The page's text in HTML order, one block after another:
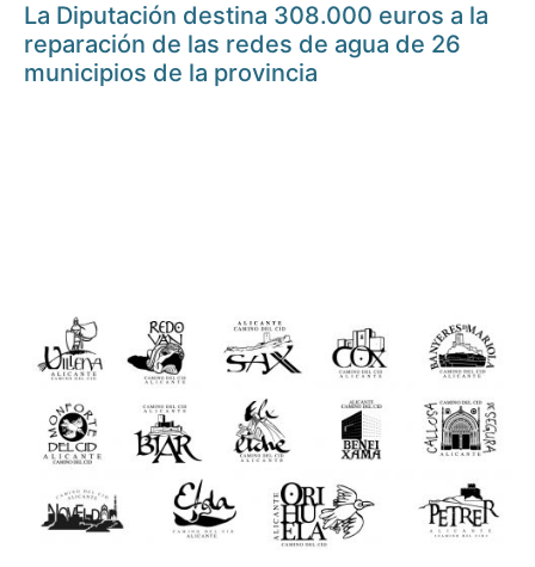
La Diputación destina 308.000 euros a la
reparación de las redes de agua de 26
municipios de la provincia